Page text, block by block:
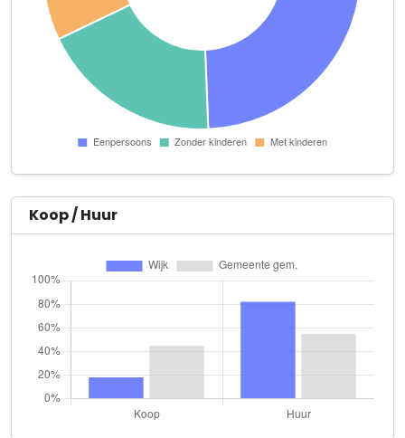
Jan Kuiper Individuele Begeleiding
Haringvliet 74
Kapsalon Waalstaete
Waalstraat 36
Klussenbedrijf R.T.A. Schoonderwoerd
Sonoystraat 9
R.H. Roeten beeldend kunstenaar
IJssellaan 81
SU SUIS Studio
The Doll Atelier
Zana Sport en Fysio
Vlamoven 34 2e verdieping
Zefanja Fotografie & Communicatie
Koop / Huur